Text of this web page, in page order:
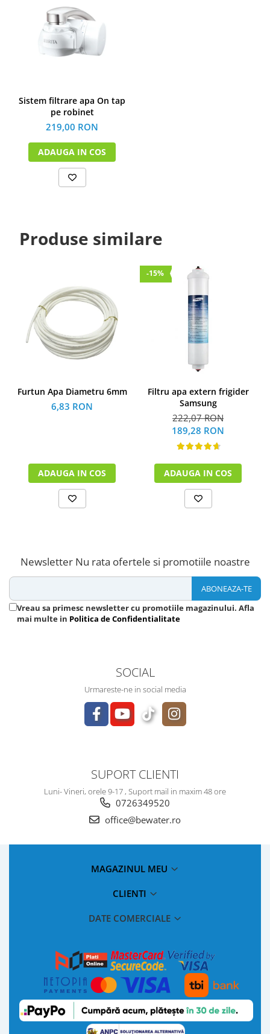
Sistem filtrare apa On tap
pe robinet
219,00 RON
ADAUGA IN COS
Produse similare
Furtun Apa Diametru 6mm
6,83 RON
ADAUGA IN COS
-15%
Filtru apa extern frigider
Samsung
222,07 RON
189,28 RON
ADAUGA IN COS
Newsletter Nu rata ofertele si promotiile noastre
Vreau sa primesc newsletter cu promotiile magazinului. Afla
mai multe in Politica de Confidentialitate
SOCIAL
Urmareste-ne in social media
SUPORT CLIENTI
Luni- Vineri, orele 9-17 , Suport mail in maxim 48 ore
0726349520
office@bewater.ro
MAGAZINUL MEU
CLIENTI
DATE COMERCIALE